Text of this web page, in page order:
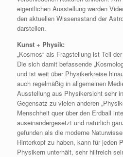
eigentlichen Ausstellung werden
den aktuellen Wissensstand der
darstellen.
Kunst + Physik:
„Kosmos“ als Fragstellung ist Teil
Die sich damit befassende
und ist weit über Physikerkreise
auch regelmäßig in allgemeinen
Ausstellung aus Physikersicht sehr
Gegensatz zu vielen anderen
Menschheit quer über den Erdball
auseinandergesetzt und natürlich
gefunden als die moderne
Hinterkopf zu haben, kann für jeden
Physikern unterhält, sehr hilfreich